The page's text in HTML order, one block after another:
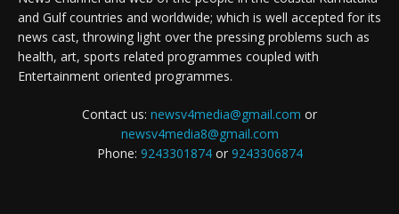
and Gulf countries and worldwide; which is well accepted for its
news cast, throwing light over the pressing problems such as
health, art, sports related programmes coupled with
Entertainment oriented programmes.
Contact us: newsv4media@gmail.com or
newsv4media8@gmail.com
Phone: 9243301874or 9243306874